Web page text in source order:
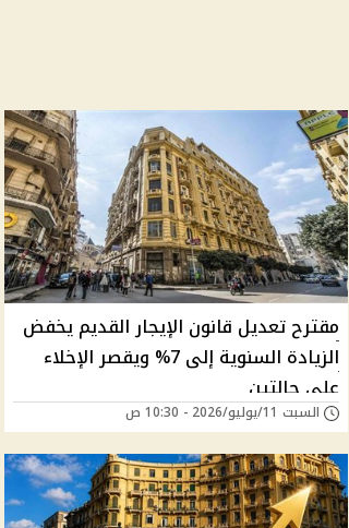
مقترح تعديل قانون الإيجار القديم يخفض
الزيادة السنوية إلى 7% ويقصر الإخلاء
على حالتين
السبت 11/يوليو/2026 - 10:30 ص